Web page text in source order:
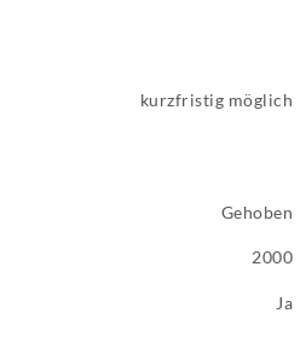
kurzfristig möglich
Gehoben
2000
Ja